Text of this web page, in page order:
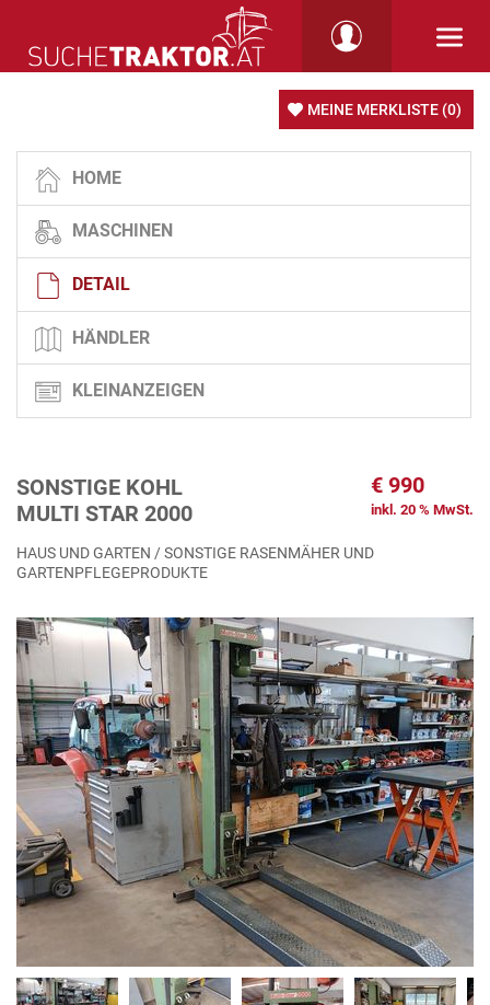
MEINE MERKLISTE (0)
HOME
MASCHINEN
DETAIL
HÄNDLER
KLEINANZEIGEN
SONSTIGE KOHL
MULTI STAR 2000
€ 990
inkl. 20 % MwSt.
HAUS UND GARTEN / SONSTIGE RASENMÄHER UND
GARTENPFLEGEPRODUKTE